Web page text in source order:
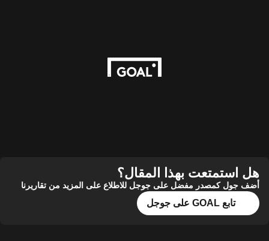
بهذا المقال؟
كمصدر مفضل على جوجل للاطلاع على المزيد من تقاريرنا
تابع GOAL على جوجل